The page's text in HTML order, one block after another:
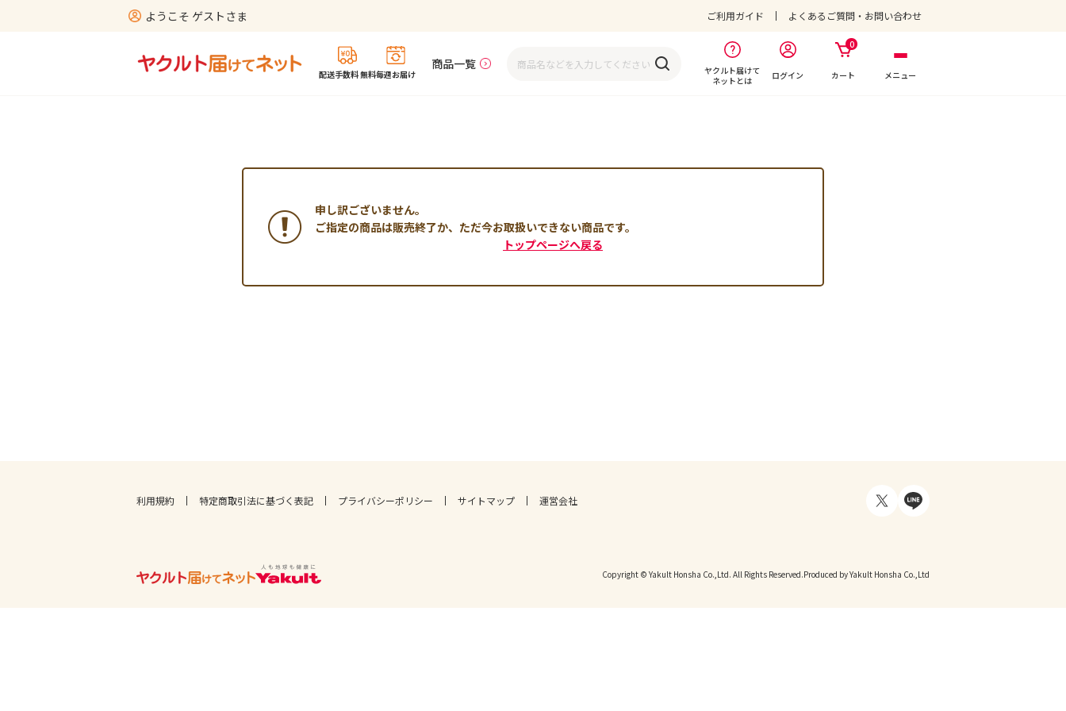
ようこそ ゲストさま ご利用ガイド よくあるご質問・お問い合わせ
配送手数料 無料毎週お届け
商品一覧
ヤクルト届けて
ネットとは
ログイン
0
カート メニュー
申し訳ございません。
ご指定の商品は販売終了か、ただ今お取扱いできない商品です。
トップページへ戻る
利用規約 特定商取引法に基づく表記 プライバシーポリシー サイトマップ 運営会社
Copyright © Yakult Honsha Co.,Ltd. All Rights Reserved.Produced by Yakult Honsha Co.,Ltd